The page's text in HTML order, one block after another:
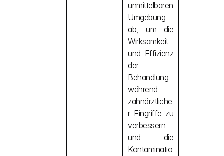
unmittelbaren
Umgebung
ab, um die
Wirksamkeit
und Effizienz
der
Behandlung
während
zahnärztliche
r Eingriffe zu
verbessern
und die
Kontaminatio